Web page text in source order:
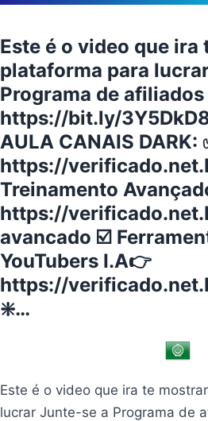
Este é o video que
plataforma para
Programa de
https://bit.ly/
AULA CANAIS DARK:
https://
Treinamento
https://
avancado ☑️
YouTubers I.A👉
https://
❇️…
Este é o video que ira te
lucrar Junte-se a Programa de